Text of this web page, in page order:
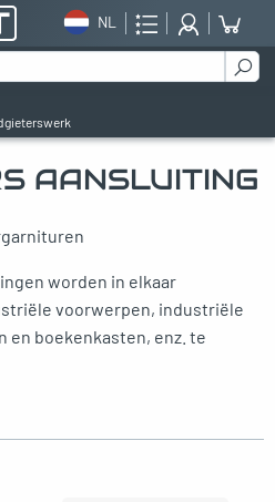
NL
AANSLUITING
worden in elkaar
voorwerpen, industriële
en boekenkasten, enz. te